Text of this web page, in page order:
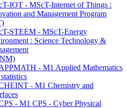
IOT - MScT-Internet of Things :
and Management Program
STEEM - MScT-Energy
: Science Technology &
- M1 Applied Mathematics
- M1 Chemistry and
- M1 CPS - Cyber Physical